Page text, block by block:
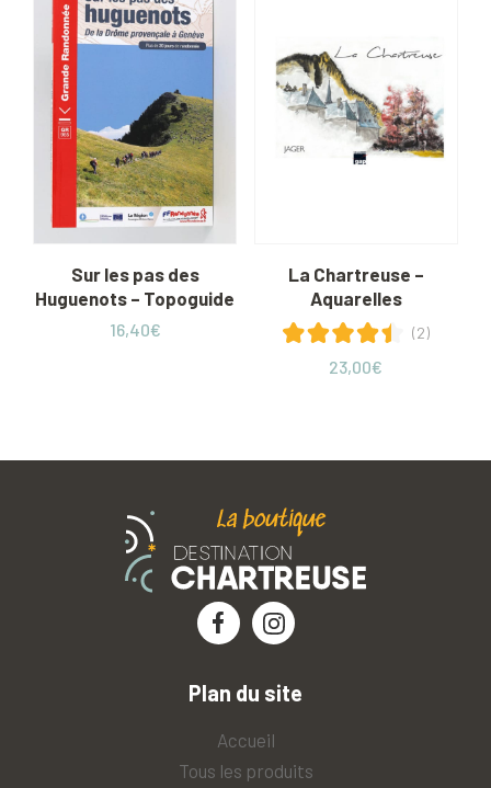
Sur les pas des
Huguenots – Topoguide
16,40€
La Chartreuse –
Aquarelles
(2)
23,00€
Plan du site
Accueil
Tous les produits